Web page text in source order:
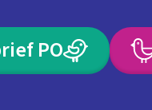
PO